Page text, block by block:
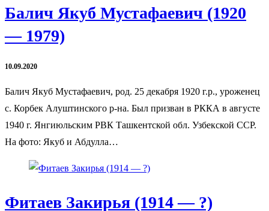
Балич Якуб Мустафаевич (1920
— 1979)
10.09.2020
Балич Якуб Мустафаевич, род. 25 декабря 1920 г.р., уроженец
с. Корбек Алуштинского р-на. Был призван в РККА в августе
1940 г. Янгиюльским РВК Ташкентской обл. Узбекской ССР.
На фото: Якуб и Абдулла…
Фитаев Закирья (1914 — ?)